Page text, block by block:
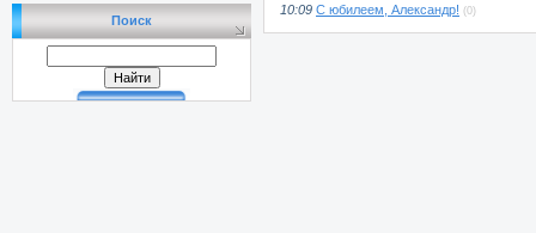
Поиск
10:09 C юбилеем, Александр! (0)